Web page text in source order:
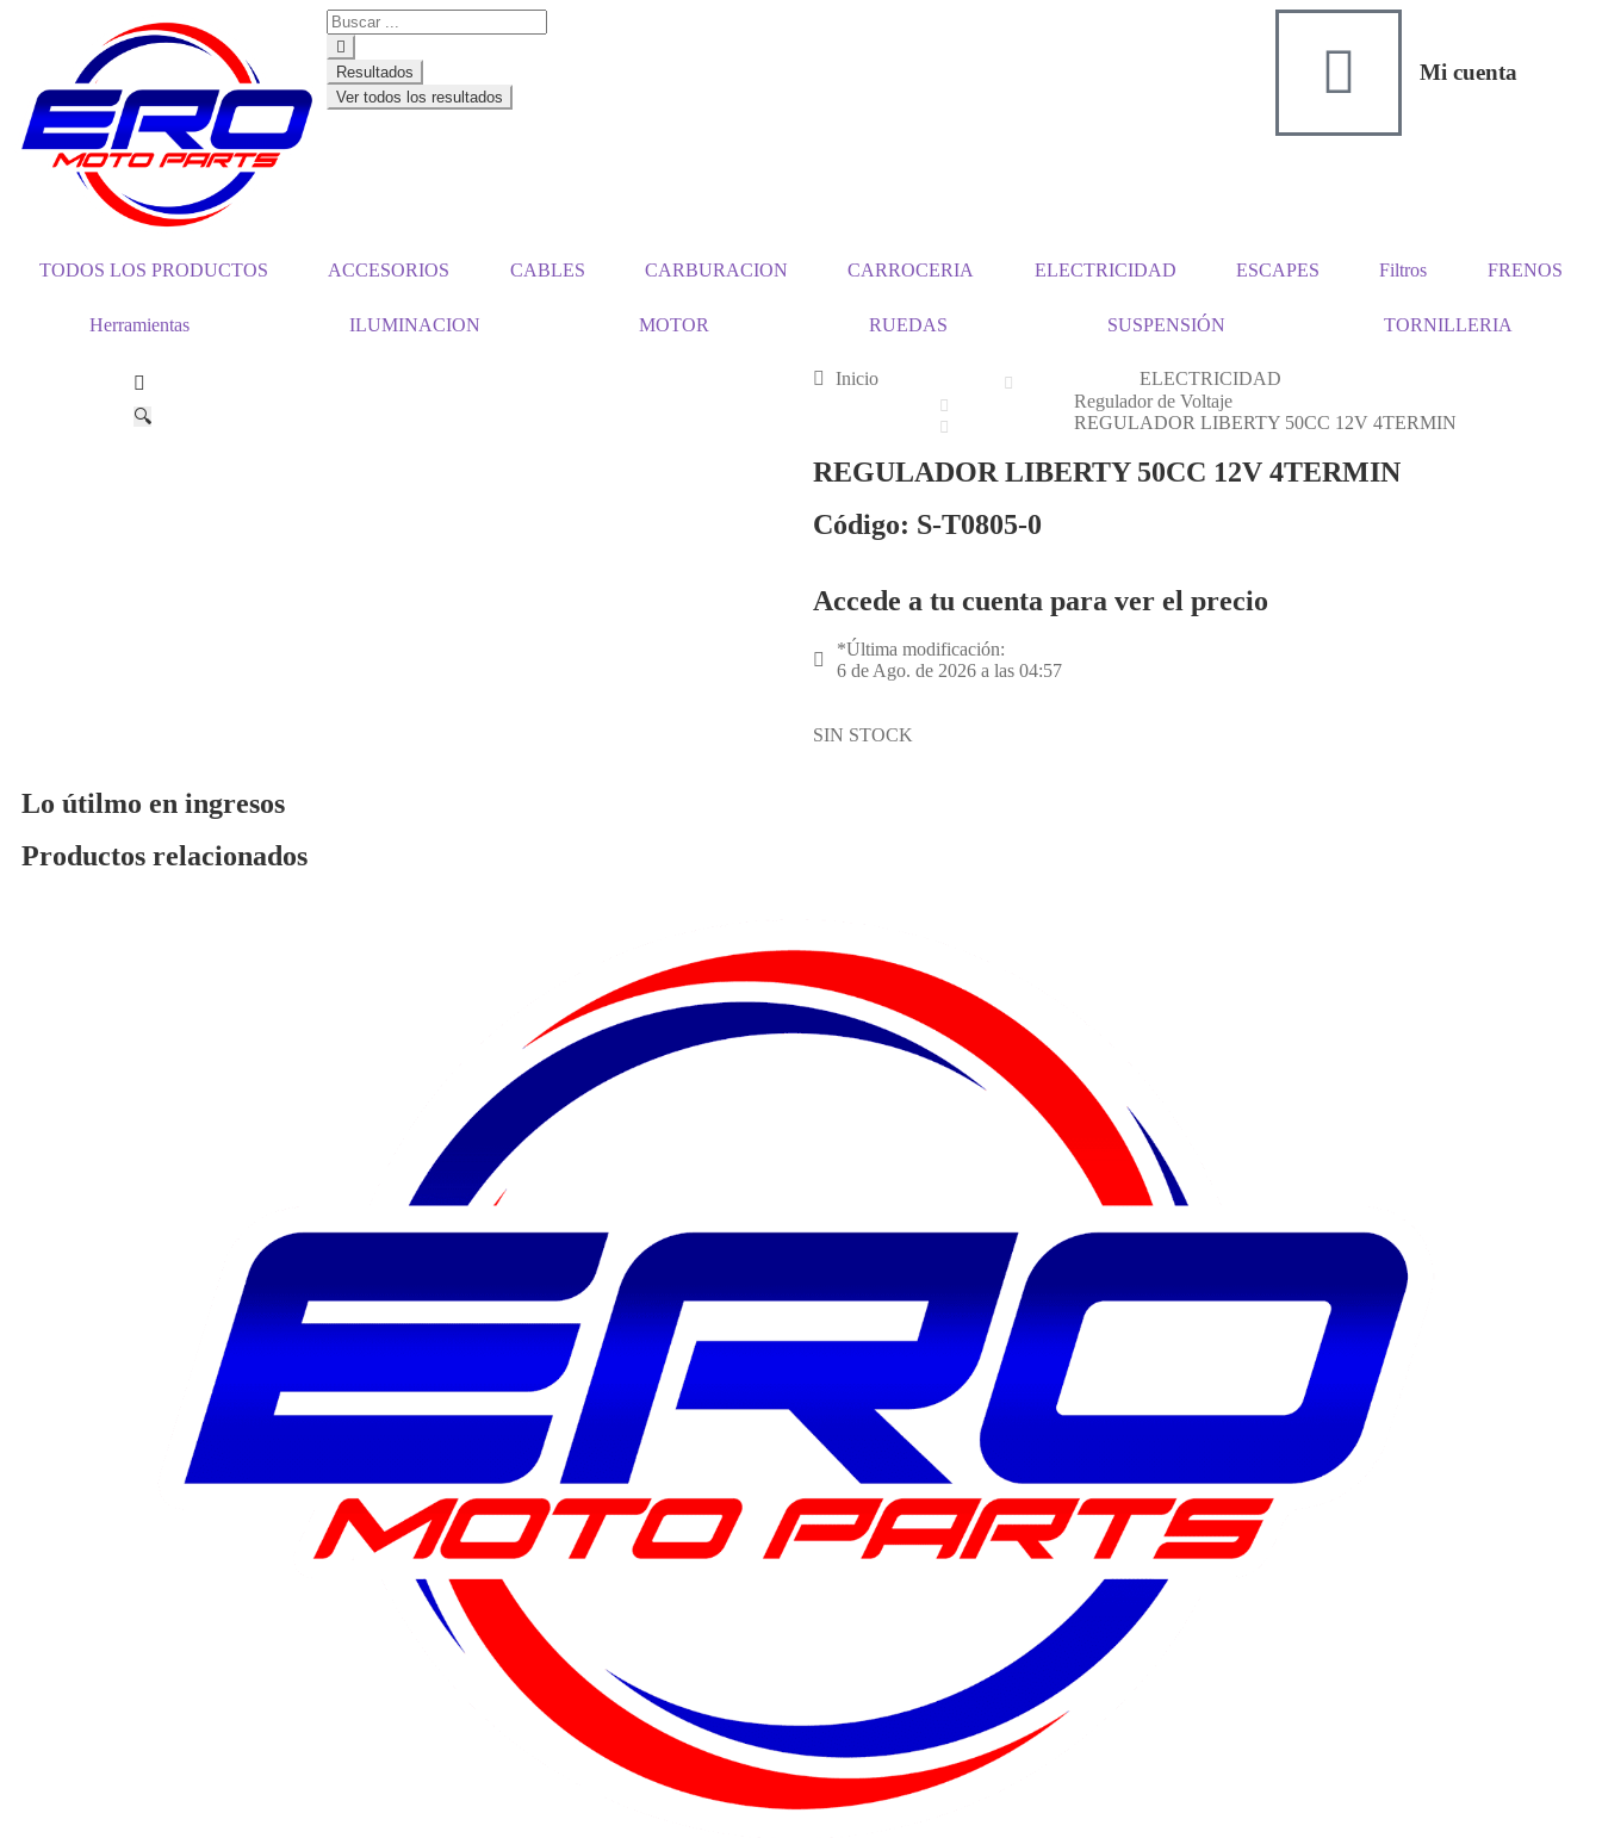
Resultados
Ver todos los resultados
Mi cuenta
TODOS LOS PRODUCTOS ACCESORIOS CABLES CARBURACION CARROCERIA ELECTRICIDAD ESCAPES Filtros FRENOS
Herramientas ILUMINACION MOTOR RUEDAS SUSPENSIÓN TORNILLERIA
🔍
Inicio
ELECTRICIDAD
Regulador de Voltaje
REGULADOR LIBERTY 50CC 12V 4TERMIN
REGULADOR LIBERTY 50CC 12V 4TERMIN
Código: S-T0805-0
Accede a tu cuenta para ver el precio
*Última modificación:
6 de Ago. de 2026 a las 04:57
SIN STOCK
Lo útilmo en ingresos
Productos relacionados